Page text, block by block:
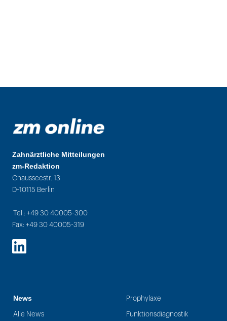
Zahnärztliche Mitteilungen
zm-Redaktion
Chausseestr. 13
D-10115 Berlin
Tel.: +49 30 40005-300
Fax: +49 30 40005-319
LinkedIn
News
Alle News
Prophylaxe
Funktionsdiagnostik